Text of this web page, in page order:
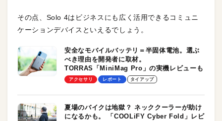
その点、Solo 4はビジネスにも広く活用できるコミュニ
ケーションデバイスといえるでしょう。
安全なモバイルバッテリ＝半固体電池。選ぶ
べき理由を開発者に取材。
TORRAS「MiniMag Pro」の実機レビューも
アクセサリ レポート タイアップ
夏場のバイクは地獄？ ネッククーラーが助け
になるかも。 「COOLiFY Cyber Fold」レビ